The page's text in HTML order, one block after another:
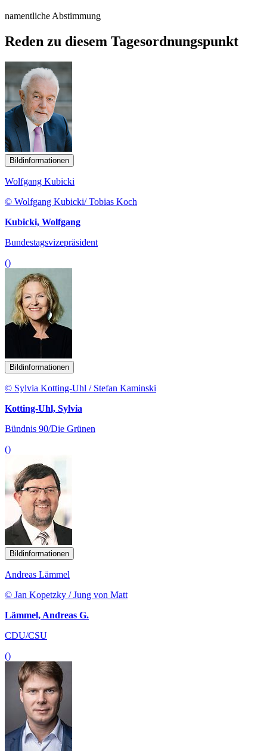
namentliche Abstimmung
Reden zu diesem Tagesordnungspunkt
Bildinformationen
Wolfgang Kubicki
© Wolfgang Kubicki/ Tobias Koch
Kubicki, Wolfgang
Bundestagsvizepräsident
()
Bildinformationen
© Sylvia Kotting-Uhl / Stefan Kaminski
Kotting-Uhl, Sylvia
Bündnis 90/Die Grünen
()
Bildinformationen
Andreas Lämmel
© Jan Kopetzky / Jung von Matt
Lämmel, Andreas G.
CDU/CSU
()